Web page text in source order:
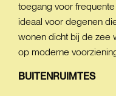
toegang voor
ideaal voor degenen
wonen dicht bij de zee
op moderne
BUITENRUIMTES